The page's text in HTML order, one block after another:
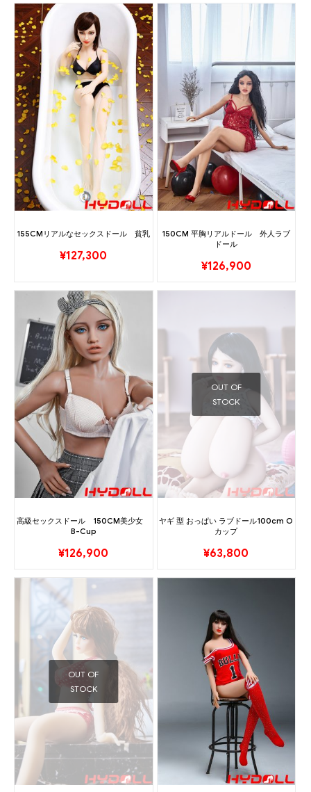
155CMリアルなセックスドール 貧乳
¥127,300
150CM 平胸リアルドール 外人ラブ
ドール
¥126,900
高級セックスドール 150CM美少女
B-Cup
¥126,900
OUT OF
STOCK
ヤギ 型 おっぱい ラブドール100cm O
カップ
¥63,800
OUT OF
STOCK